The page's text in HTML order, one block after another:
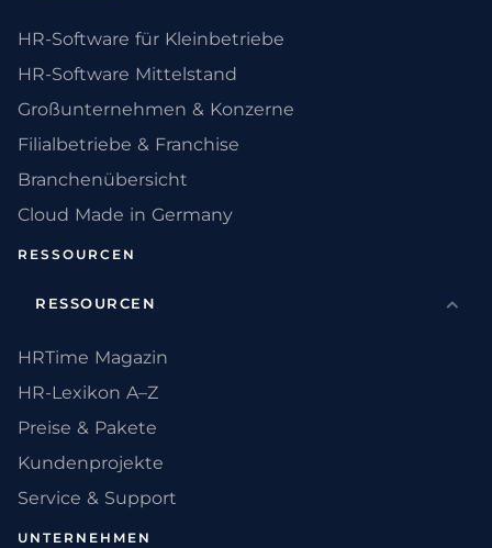
HR-Software für Kleinbetriebe
HR-Software Mittelstand
Großunternehmen & Konzerne
Filialbetriebe & Franchise
Branchenübersicht
Cloud Made in Germany
RESSOURCEN
RESSOURCEN
HRTime Magazin
HR-Lexikon A–Z
Preise & Pakete
Kundenprojekte
Service & Support
UNTERNEHMEN